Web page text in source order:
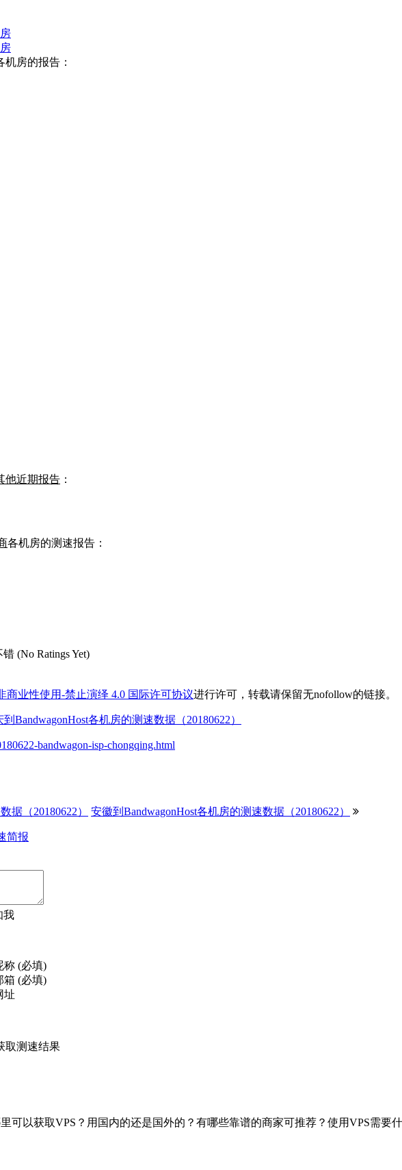
机房的报告：
他近期报告 ：
各机房的测速报告：
(No Ratings Yet)
商业性使用-禁止演绎 4.0 国际许可协议进行许可，转载请保留无nofollow的链接。
到BandwagonHost各机房的测速数据（20180622）
bandwagon-isp-chongqing.html
据（20180622）
安徽到BandwagonHost各机房的测速数据（20180622）
简报
我
称 (必填)
箱 (必填)
址
可以获取VPS？用国内的还是国外的？有哪些靠谱的商家可推荐？使用VPS需要